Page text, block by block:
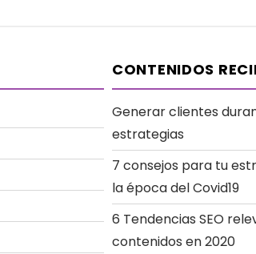
CONTENIDOS
Generar clientes
estrategias
7 consejos para tu
la época del Covid19
6 Tendencias SEO
contenidos en 2020